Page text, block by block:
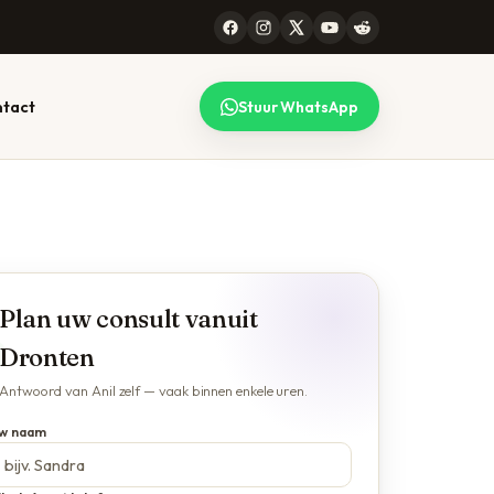
gesprek
— lees
→
werkt voor heel
Bekijk de
Stuur WhatsApp
Plan uw consult vanuit
Dronten
Antwoord van Anil zelf — vaak binnen enkele uren.
naam